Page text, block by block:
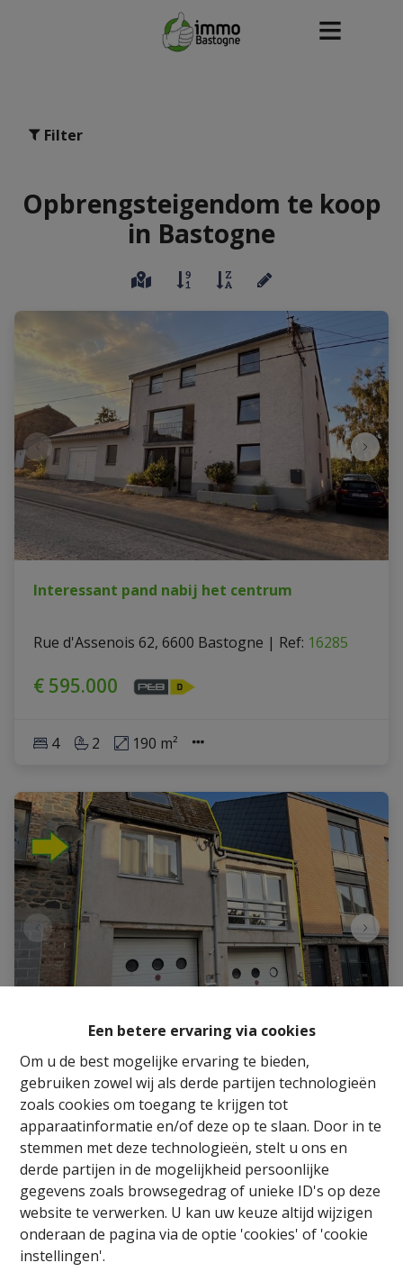
Een betere ervaring via cookies
Om u de best mogelijke ervaring te bieden,
gebruiken zowel wij als derde partijen technologieën
zoals cookies om toegang te krijgen tot
apparaatinformatie en/of deze op te slaan. Door in te
stemmen met deze technologieën, stelt u ons en
derde partijen in de mogelijkheid persoonlijke
gegevens zoals browsegedrag of unieke ID's op deze
website te verwerken. U kan uw keuze altijd wijzigen
onderaan de pagina via de optie 'cookies' of 'cookie
instellingen'.
Filter
Opbrengsteigendom te koop
in Bastogne
Interessant pand nabij het centrum
Rue d'Assenois 62, 6600 Bastogne | Ref: 16285
€ 595.000
4 2 190 m²
Opbrengsteigendom - Appartementsgebouw
Rue Glate 15-17, 6600 Bastogne |Ref: 16122
€ 280.000
2 2 178 m²